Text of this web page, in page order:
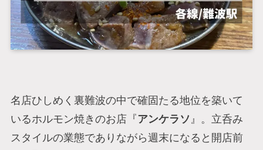
名店ひしめく裏難波の中で確固たる地位を築いて
いるホルモン焼きのお店『アンケラソ 』。立呑み
スタイルの業態でありながら週末になると開店前